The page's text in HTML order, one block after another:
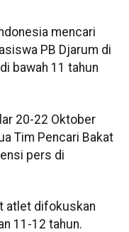
mencari
PB Djarum di
bawah 11 tahun
20-22 Oktober
Tim Pencari Bakat
pers di
atlet difokuskan
11-12 tahun.